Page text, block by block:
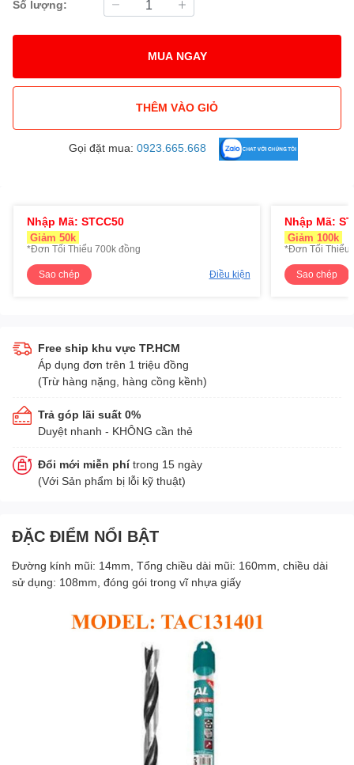
Số lượng:
MUA NGAY
THÊM VÀO GIỎ
Gọi đặt mua: 0923.665.668
Nhập Mã: STCC50
Giảm 50k
*Đơn Tối Thiểu 700k đồng
Sao chép Điều kiện
Nhập Mã:
Giảm 100k
*Đơn Tối Thiểu
Sao chép
Free ship khu vực TP.HCM
Áp dụng đơn trên 1 triệu đồng
(Trừ hàng nặng, hàng cồng kềnh)
Trả góp lãi suất 0%
Duyệt nhanh - KHÔNG cần thẻ
Đổi mới miễn phítrong 15 ngày
(Với Sản phẩm bị lỗi kỹ thuật)
ĐẶC ĐIỂM NỔI BẬT
Đường kính mũi: 14mm, Tổng chiều dài mũi: 160mm, chiều dài
sử dụng: 108mm, đóng gói trong vĩ nhựa giấy